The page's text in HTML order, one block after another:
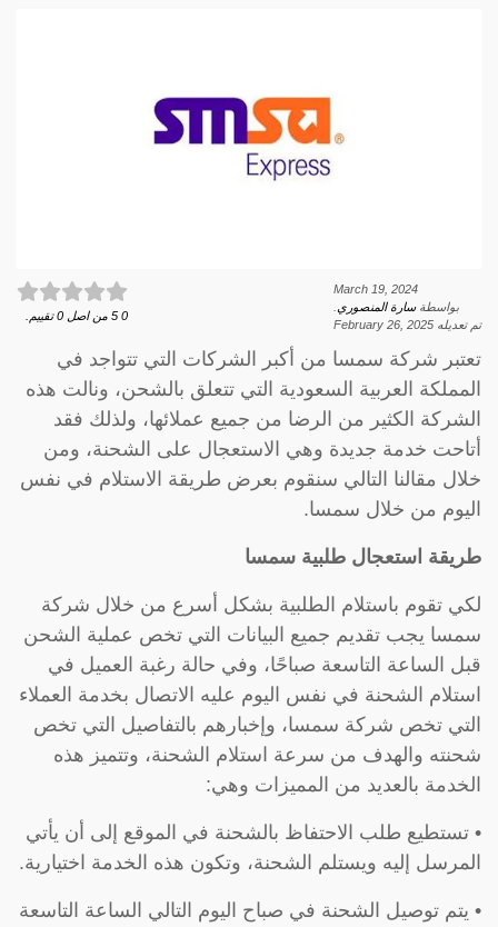
March 19, 2024
بواسطةسارة المنصوري
تم تعديله February 26, 2025
0
5 من اصل 0 تقييم.
تعتبر شركة سمسا من أكبر الشركات التي تتواجد في
المملكة العربية السعودية التي تتعلق بالشحن، ونالت هذه
الشركة الكثير من الرضا من جميع عملائها، ولذلك فقد
أتاحت خدمة جديدة وهي الاستعجال على الشحنة، ومن
خلال مقالنا التالي سنقوم بعرض طريقة الاستلام في نفس
اليوم من خلال سمسا.
طريقة استعجال طلبية سمسا
لكي تقوم باستلام الطلبية بشكل أسرع من خلال شركة
سمسا يجب تقديم جميع البيانات التي تخص عملية الشحن
قبل الساعة التاسعة صباحًا، وفي حالة رغبة العميل في
استلام الشحنة في نفس اليوم عليه الاتصال بخدمة العملاء
التي تخص شركة سمسا، وإخبارهم بالتفاصيل التي تخص
شحنته والهدف من سرعة استلام الشحنة، وتتميز هذه
الخدمة بالعديد من المميزات وهي:
• تستطيع طلب الاحتفاظ بالشحنة في الموقع إلى أن يأتي
المرسل إليه ويستلم الشحنة، وتكون هذه الخدمة اختيارية.
• يتم توصيل الشحنة في صباح اليوم التالي الساعة التاسعة